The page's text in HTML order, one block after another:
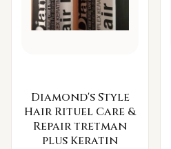
Diamond's Style
Hair Rituel Care &
Repair tretman
plus Keratin